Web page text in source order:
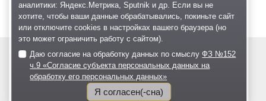
© 2004—2026
Размещение рекламы О проекте
аналитики: Яндекс.Метрика, Sputnik и др. Если вы не
хотите, чтобы ваши данные обрабатывались, покиньте сайт
или отключите cookies в настройках вашего браузера (но
это может ограничить работу с сайтом).
Даю согласие на обработку данных по смыслуФЗ №152
ч.9 «Согласие субъекта персональных данных на
обработку его персональных данных»
Я согласен(-сна)